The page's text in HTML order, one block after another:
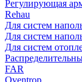
Регулирующая
Rehau
Для систем
Для систем
Для систем
FAR
Oventrop